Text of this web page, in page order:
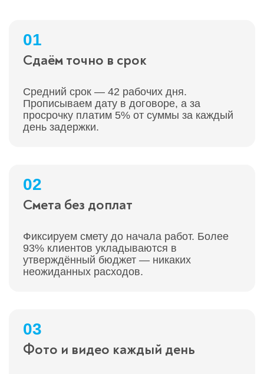
01
Сдаём точно в срок
Средний срок — 42 рабочих дня.
Прописываем дату в договоре, а за
просрочку платим 5% от суммы за каждый
день задержки.
02
Смета без доплат
Фиксируем смету до начала работ. Более
93% клиентов укладываются в
утверждённый бюджет — никаких
неожиданных расходов.
03
Фото и видео каждый день